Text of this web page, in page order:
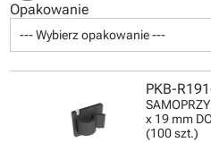
Opakowanie
--- Wybierz opakowanie ---
PKB-
x 19 mm
(100 szt.)